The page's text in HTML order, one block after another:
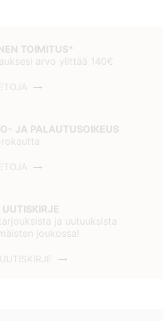
TOIMITUS*
arvo ylittää 140€
JA PALAUTUSOIKEUS
ja uutuuksista
joukossa!